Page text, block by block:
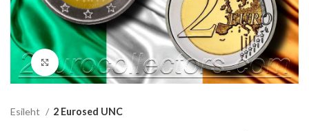
Suurenda
Esileht 2 Eurosed UNC